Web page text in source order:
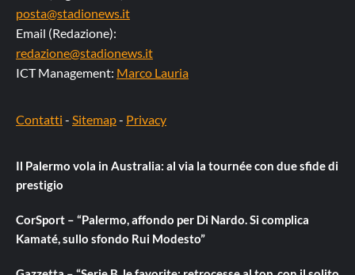
posta@stadionews.it
Email (Redazione):
redazione@stadionews.it
ICT Management: Marco Lauria
Contatti - Sitemap- Privacy
Il Palermo vola in Australia: al via la tournée con due sfide di
prestigio
CorSport – “Palermo, affondo per Di Nardo. Si complica
Kamaté, sullo sfondo Rui Modesto”